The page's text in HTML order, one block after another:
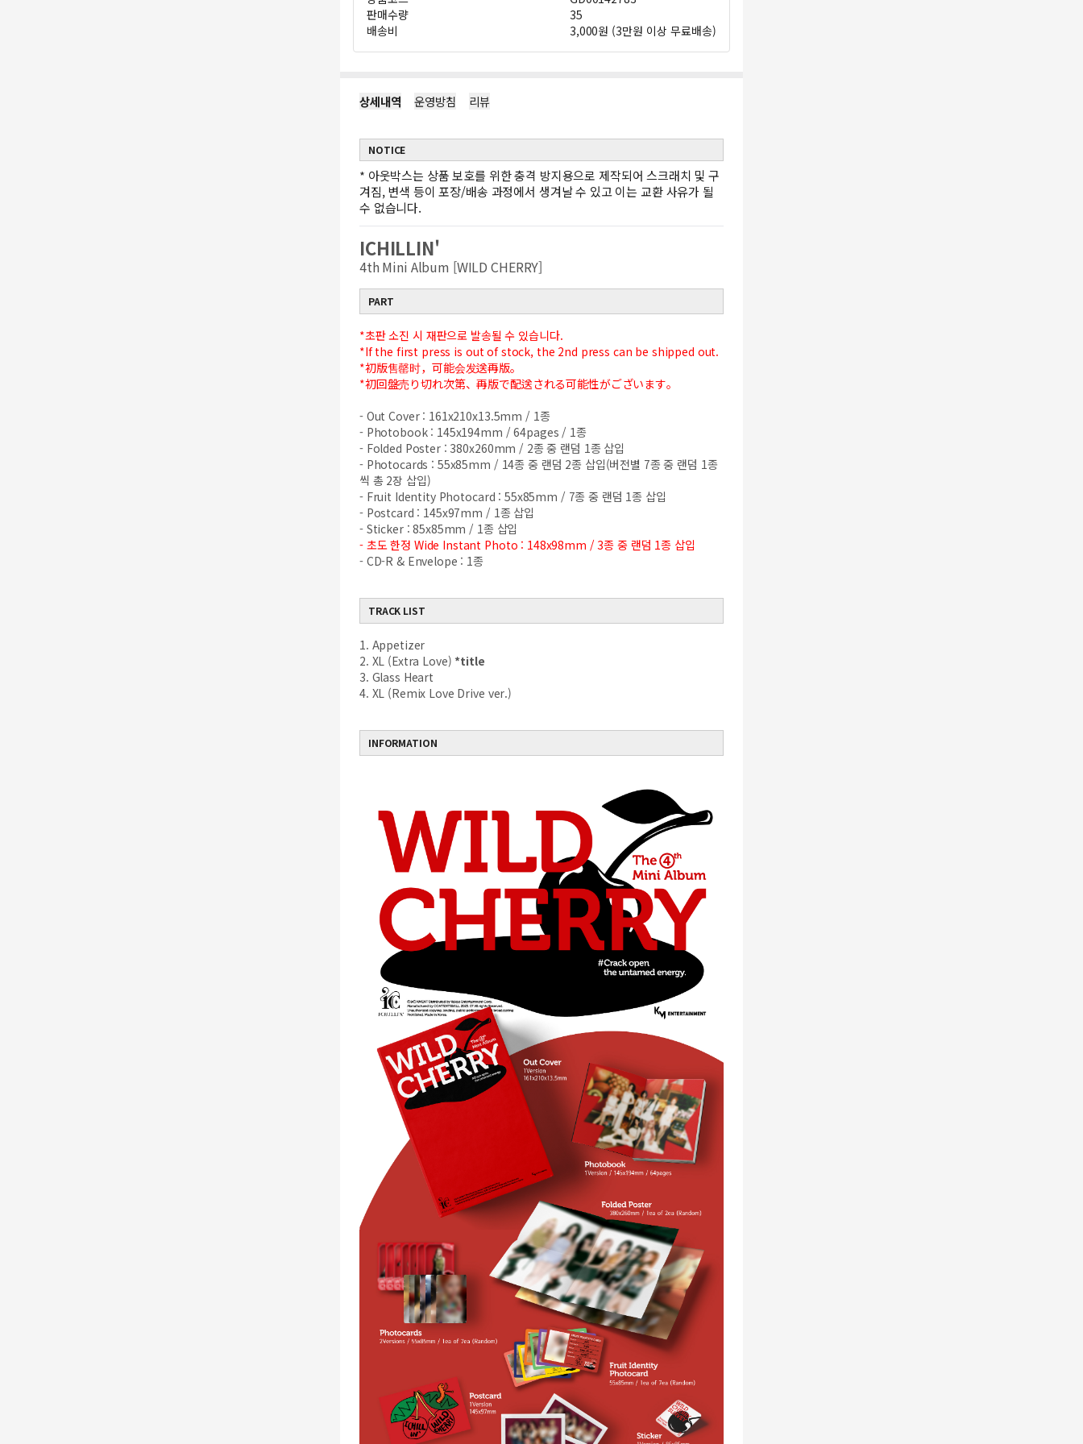
판매수량
35
배송비
3,000원 (3만원 이상 무료배송)
상세내역 운영방침 리뷰
NOTICE
* 아웃박스는 상품 보호를 위한 충격 방지용으로 제작되어 스크래치 및 구
겨짐, 변색 등이 포장/배송 과정에서 생겨날 수 있고 이는 교환 사유가 될
수 없습니다.
ICHILLIN'
4th Mini Album [WILD CHERRY]
PART
*초판 소진 시 재판으로 발송될 수 있습니다.
*If the first press is out of stock, the 2nd press can be shipped out.
*初版售罄时，可能会发送再版。
*初回盤売り切れ次第、再版で配送される可能性がございます。
- Out Cover : 161x210x13.5mm / 1종
- Photobook : 145x194mm / 64pages / 1종
- Folded Poster : 380x260mm / 2종 중 랜덤 1종 삽입
- Photocards : 55x85mm / 14종 중 랜덤 2종 삽입(버전별 7종 중 랜덤 1종
씩 총 2장 삽입)
- Fruit Identity Photocard : 55x85mm / 7종 중 랜덤 1종 삽입
- Postcard : 145x97mm / 1종 삽입
- Sticker : 85x85mm / 1종 삽입
- 초도 한정 Wide Instant Photo : 148x98mm / 3종 중 랜덤 1종 삽입
- CD-R & Envelope : 1종
TRACK LIST
1. Appetizer
2. XL (Extra Love) *title
3. Glass Heart
4. XL (Remix Love Drive ver.)
INFORMATION